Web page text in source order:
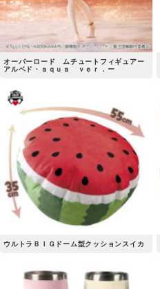
オーバーロード ムチュートフィギュアー
アルベド・ａｑｕａ ｖｅｒ．ー
ウルトラＢＩＧドーム型クッションスイカ